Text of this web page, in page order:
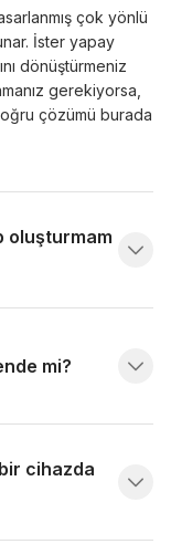
çok yönlü
İster yapay
dönüştürmeniz
gerekiyorsa,
çözümü burada
oluşturmam
mi?
cihazda